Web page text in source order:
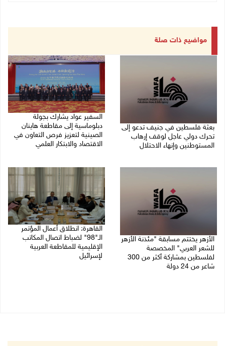
مواضيع ذات صلة
بعثة فلسطين في جنيف تدعو إلى
تحرك دولي عاجل لوقف إرهاب
المستوطنين وإنهاء الاحتلال
السفير عواد يشارك بجولة
دبلوماسية إلى مقاطعة هاينان
الصينية لتعزيز فرص التعاون في
الاقتصاد والابتكار العلمي
الأزهر يختتم مسابقة "مئذنة الأزهر
للشعر العربي" المخصصة
لفلسطين بمشاركة أكثر من 300
شاعر من 24 دولة
القاهرة: انطلاق أعمال المؤتمر
الـ"98" لضباط اتصال المكاتب
الإقليمية للمقاطعة العربية
لإسرائيل